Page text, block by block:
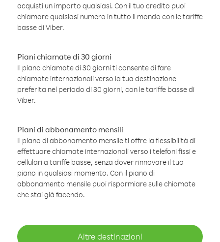
acquisti un importo qualsiasi. Con il tuo credito puoi
chiamare qualsiasi numero in tutto il mondo con le tariffe
basse di Viber.
Piani chiamate di 30 giorni
Il piano chiamate di 30 giorni ti consente di fare
chiamate internazionali verso la tua destinazione
preferita nel periodo di 30 giorni, con le tariffe basse di
Viber.
Piani di abbonamento mensili
Il piano di abbonamento mensile ti offre la flessibilità di
effettuare chiamate internazionali verso i telefoni fissi e
cellulari a tariffe basse, senza dover rinnovare il tuo
piano in qualsiasi momento. Con il piano di
abbonamento mensile puoi risparmiare sulle chiamate
che stai già facendo.
Altre destinazioni